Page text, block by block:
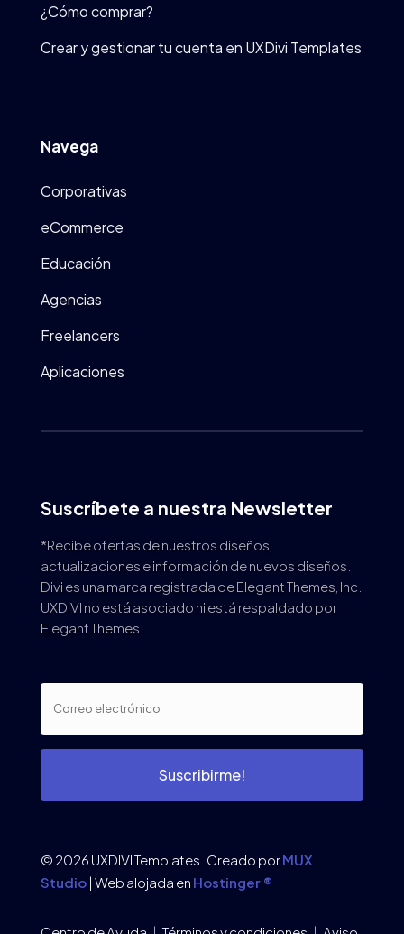
¿Cómo comprar?
Crear y gestionar tu cuenta en UXDivi Templates
Navega
Corporativas
eCommerce
Educación
Agencias
Freelancers
Aplicaciones
Suscríbete a nuestra Newsletter
*Recibe ofertas de nuestros diseños,
actualizaciones e información de nuevos diseños.
Divi es una marca registrada de Elegant Themes, Inc.
UXDIVI no está asociado ni está respaldado por
Elegant Themes.
Suscribirme!
© 2026 UXDIVI Templates. Creado porMUX
Studio| Web alojada en Hostinger ®